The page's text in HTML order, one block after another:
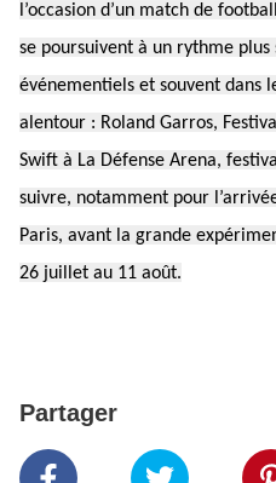
l’occasion d’un match de
se poursuivent à un rythme
événementiels et souvent dans
alentour : Roland Garros,
Swift à La Défense Arena,
suivre, notamment pour
Paris, avant la grande
26 juillet au 11 août.
Partager